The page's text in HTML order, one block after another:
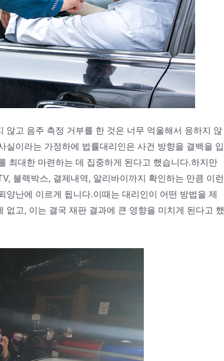
고 음주 측정 거부를 한 것은 너무 억울해서 응하지 않
이라는 가정하에 법률대리인은 사건 방향을 결백을 입
최대한 마련하는 데 집중하게 된다고 했습니다.하지만
블랙박스, 결제내역, 알리바이까지 확인하는 만큼 이런
난에 이르게 됩니다.이때는 대리인이 어떤 방법을 제
고, 이는 결국 재판 결과에 큰 영향을 미치게 된다고 했